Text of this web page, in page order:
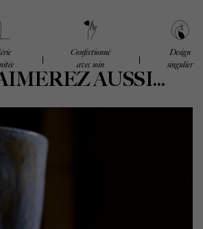
Confectionné
avec soin
Design
singulier
AUSSI...